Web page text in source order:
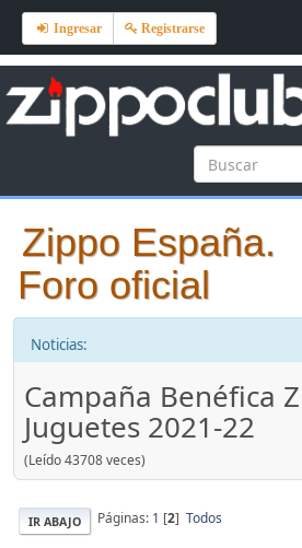
Ingresar Registrarse
Zippo España.
Foro oficial
Noticias:
Campaña Benéfica
Juguetes 2021-22
(Leído 43708 veces)
IR ABAJO Páginas: 1 [2] Todos